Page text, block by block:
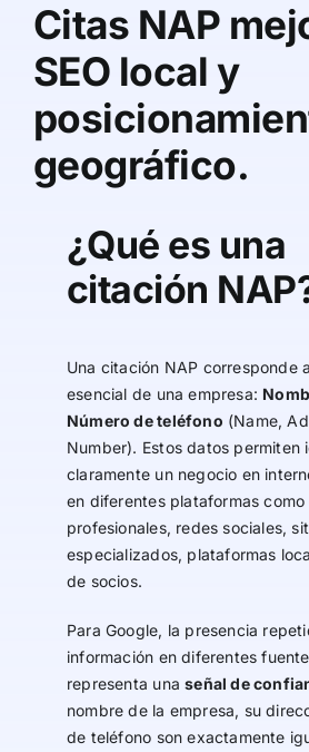
Citas NAP
SEO local y
geográfico.
¿Qué es una
citación
Una citación NAP corresponde
esencial de una empresa:
Número de teléfono (Name,
Number). Estos datos permiten
claramente un negocio en
en diferentes plataformas
profesionales, redes sociales,
especializados, plataformas
de socios.
Para Google, la presencia
información en diferentes
representa unaseñal de
nombre de la empresa, su
de teléfono son exactamente